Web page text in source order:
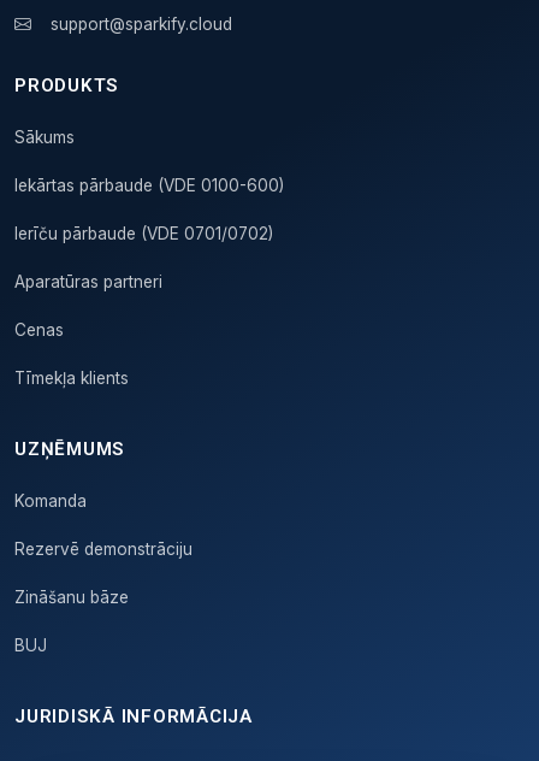
support@sparkify.cloud
PRODUKTS
Sākums
Iekārtas pārbaude (VDE 0100-600)
Ierīču pārbaude (VDE 0701/0702)
Aparatūras partneri
Cenas
Tīmekļa klients
UZŅĒMUMS
Komanda
Rezervē demonstrāciju
Zināšanu bāze
BUJ
JURIDISKĀ INFORMĀCIJA